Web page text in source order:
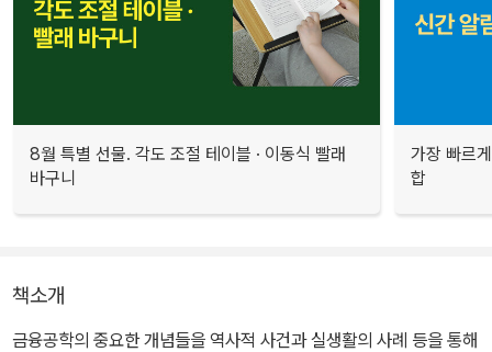
8월 특별 선물. 각도 조절 테이블 · 이동식 빨래
바구니
가장 빠르
합
책소개
금융공학의 중요한 개념들을 역사적 사건과 실생활의 사례 등을 통해